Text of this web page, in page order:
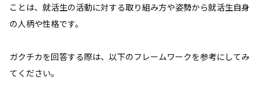
ことは、就活生の活動に対する取り組み方や姿勢から就活生自身
の人柄や性格です。
ガクチカを回答する際は、以下のフレームワークを参考にしてみ
てください。